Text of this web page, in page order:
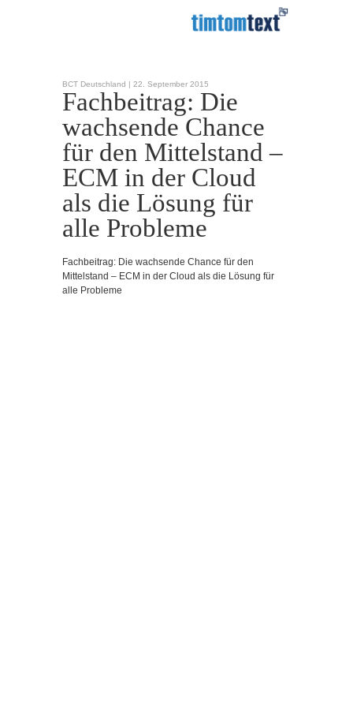
BCT Deutschland | 22. September 2015
Fachbeitrag: Die
wachsende Chance
für den Mittelstand –
ECM in der Cloud
als die Lösung für
alle Probleme
Fachbeitrag: Die wachsende Chance für den
Mittelstand – ECM in der Cloud als die Lösung für
alle Probleme